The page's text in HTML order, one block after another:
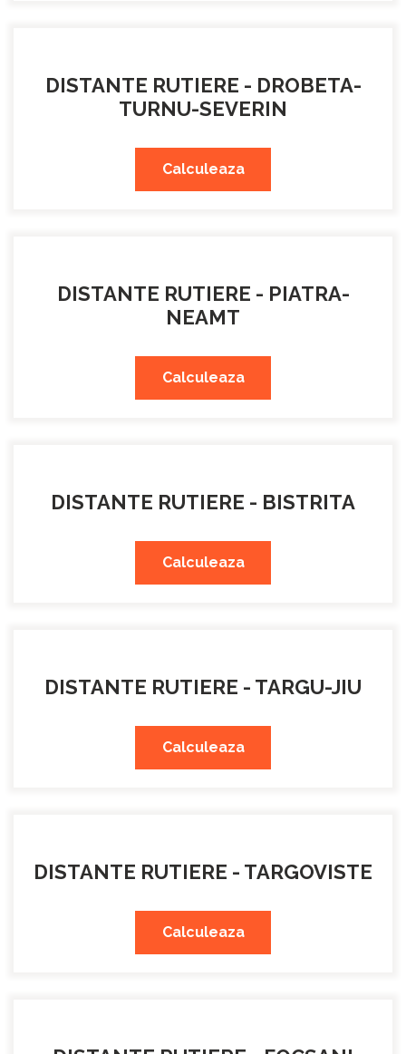
DISTANTE RUTIERE - DROBETA-
TURNU-SEVERIN
Calculeaza
DISTANTE RUTIERE - PIATRA-
NEAMT
Calculeaza
DISTANTE RUTIERE - BISTRITA
Calculeaza
DISTANTE RUTIERE - TARGU-JIU
Calculeaza
DISTANTE RUTIERE - TARGOVISTE
Calculeaza